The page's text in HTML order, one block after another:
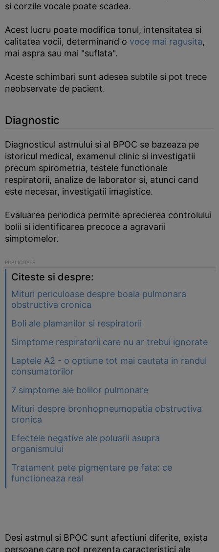
si corzile vocale poate scadea.
Acest lucru poate modifica tonul, intensitatea si
calitatea vocii, determinand o voce mai ragusita,
mai aspra sau mai "suflata".
Aceste schimbari sunt adesea subtile si pot trece
neobservate de pacient.
Diagnostic
Diagnosticul astmului si al BPOC se bazeaza pe
istoricul medical, examenul clinic si investigatii
precum spirometria, testele functionale
respiratorii, analize de laborator si, atunci cand
este necesar, investigatii imagistice.
Evaluarea periodica permite aprecierea controlului
bolii si identificarea precoce a agravarii
simptomelor.
Citeste si despre:
Mituri periculoase despre boala pulmonara
obstructiva cronica
Boli ale plamanilor si respiratorii
Simptome respiratorii care nu ar trebui ignorate
Laptele A2 - o optiune tot mai cautata in randul
consumatorilor
7 simptome ale bolilor pulmonare
Mituri despre bronhopneumopatia obstructiva
cronica
Efectele negative ale poluarii asupra
organismului
Tratament pete pigmentare pe fata: ce
functioneaza real
Desi astmul si BPOC sunt afectiuni diferite, exista
persoane care pot prezenta caracteristici ale